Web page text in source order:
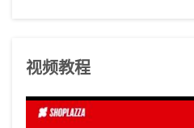
视频教程